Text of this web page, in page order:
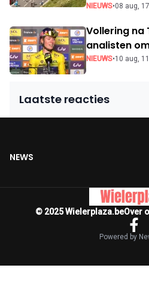
NIEUWS•08 aug,
Vollering na
analisten
NIEUWS•10 aug,
Laatste reacties
NEWS
© 2025 Wielerplaza.beOver
Powered by